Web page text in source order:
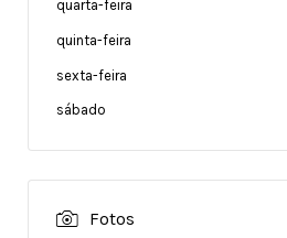
quarta-feira
quinta-feira
sexta-feira
sábado
Fotos